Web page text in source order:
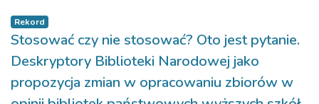
przeprowadzenie badań za pomocą formularza ankiety.
Celem przeprowadzenia badań było przede wszystkim
uzyskanie odpowiedzi na pytanie, kim są użytkownicy
biblioteki, w jakim celu i jak często nas odwiedzają, jak
oceniają ogólne funkcjonowanie biblioteki i jego
Rekord
Stosować czy nie stosować? Oto jest pytanie.
Deskryptory Biblioteki Narodowej jako
propozycja zmian w opracowaniu zbiorów w